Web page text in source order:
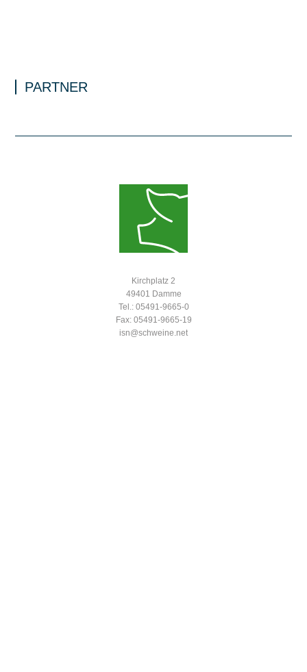
PARTNER
Kirchplatz 2
49401 Damme
Tel.: 05491-9665-0
Fax: 05491-9665-19
isn@schweine.net